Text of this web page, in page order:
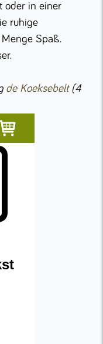
oder in einer
ruhige
Spaß.
de Koeksebelt(4